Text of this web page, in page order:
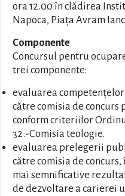
ora 12.00 în clădirea
Napoca, Piața Avram
Componente
Concursul pentru
trei componente:
evaluarea
către comisia de concurs
conform criteriilor
32.-Comisia teologie.
evaluarea prelegerii
către comisia de
mai semnificative
de dezvoltare a carierei